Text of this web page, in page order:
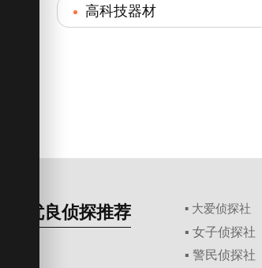
高科技器材
优良侦探推荐 ▪ 大爱侦探社
▪ 女子侦探社
▪ 警民侦探社